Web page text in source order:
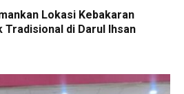
Lokasi Kebakaran
Tradisional di Darul Ihsan